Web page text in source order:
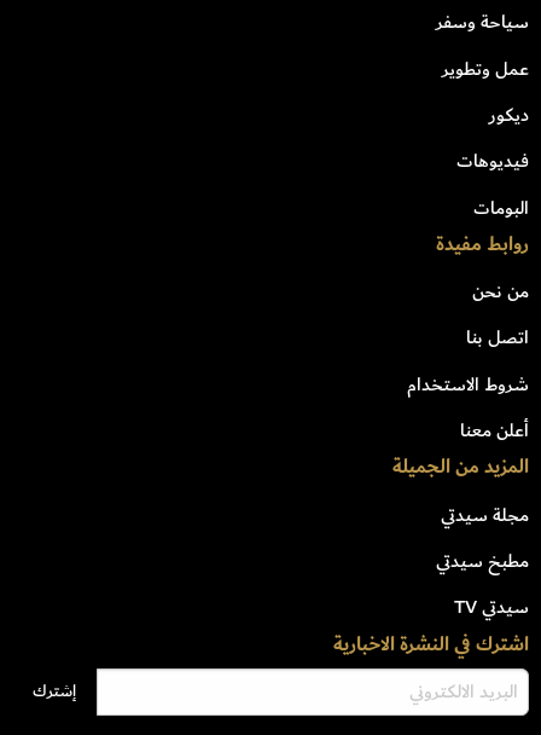
سياحة وسفر
عمل وتطوير
ديكور
فيديوهات
البومات
روابط مفيدة
من نحن
اتصل بنا
شروط الاستخدام
أعلن معنا
المزيد من الجميلة
مجلة سيدتي
مطبخ سيدتي
سيدتي TV
اشترك في النشرة الاخبارية